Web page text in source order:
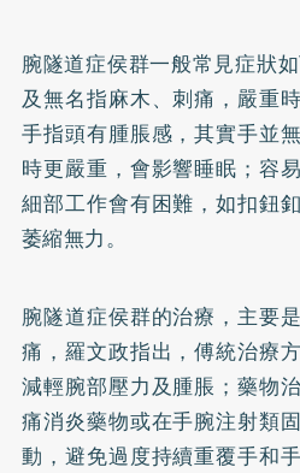
腕隧道症侯群一般常見症狀
及無名指麻木、刺痛，嚴重
手指頭有腫脹感，其實手並
時更嚴重，會影響睡眠；容
細部工作會有困難，如扣鈕
萎縮無力。
腕隧道症侯群的治療，主要
痛，羅文政指出，傅統治療
減輕腕部壓力及腫脹；藥物
痛消炎藥物或在手腕注射類
動，避免過度持續重覆手和